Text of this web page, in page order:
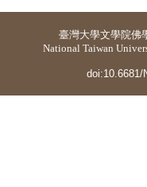
臺灣大學文學院佛
National Taiwan
doi:10.6681/